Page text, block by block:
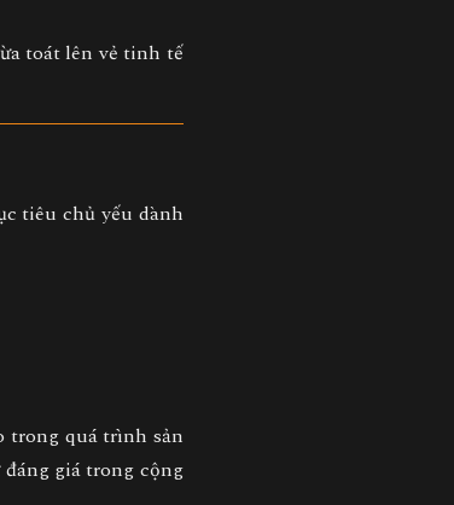
toát lên vẻ tinh tế
tiêu chủ yếu dành
trong quá trình sản
giá trong cộng